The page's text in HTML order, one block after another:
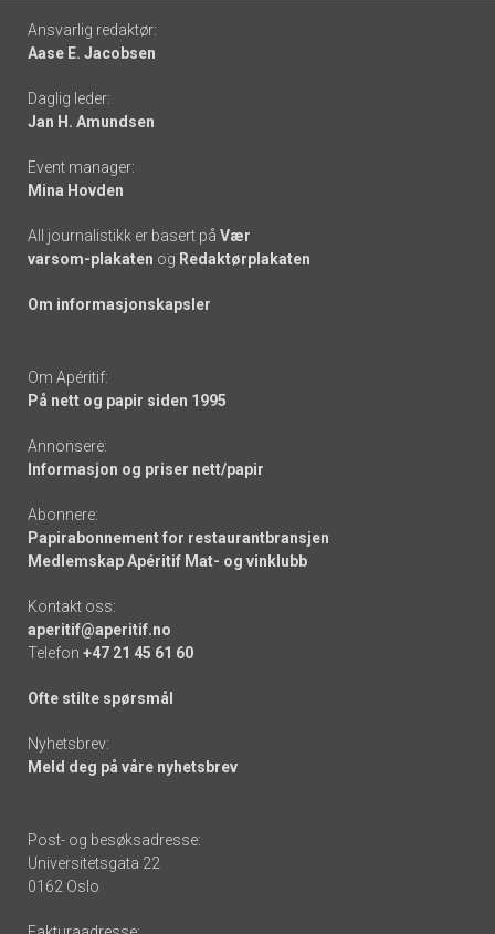
Footer
-
links
Ansvarlig redaktør:
Aase E. Jacobsen
Daglig leder:
Jan H. Amundsen
Event manager:
Mina Hovden
All journalistikk er basert på Vær
varsom-plakaten og Redaktørplakaten
Om informasjonskapsler
Om Apéritif:
På nett og papir siden 1995
Annonsere:
Informasjon og priser nett/papir
Abonnere:
Papirabonnement for restaurantbransjen
Medlemskap Apéritif Mat- og vinklubb
Kontakt oss:
aperitif@aperitif.no
Telefon +47 21 45 61 60
Ofte stilte spørsmål
Nyhetsbrev:
Meld deg på våre nyhetsbrev
Post- og besøksadresse:
Universitetsgata 22
0162 Oslo